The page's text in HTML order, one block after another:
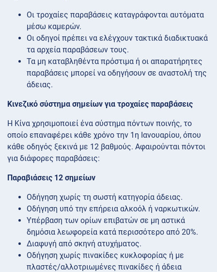
Οι τροχαίες παραβάσεις καταγράφονται αυτόματα
μέσω καμερών.
Οι οδηγοί πρέπει να ελέγχουν τακτικά διαδικτυακά
τα αρχεία παραβάσεων τους.
Τα μη καταβληθέντα πρόστιμα ή οι απαρατήρητες
παραβάσεις μπορεί να οδηγήσουν σε αναστολή της
άδειας.
Κινεζικό σύστημα σημείων για τροχαίες παραβάσεις
Η Κίνα χρησιμοποιεί ένα σύστημα πόντων ποινής, το
οποίο επαναφέρει κάθε χρόνο την 1η Ιανουαρίου, όπου
κάθε οδηγός ξεκινά με 12 βαθμούς. Αφαιρούνται πόντοι
για διάφορες παραβάσεις:
Παραβιάσεις 12 σημείων
Οδήγηση χωρίς τη σωστή κατηγορία άδειας.
Οδήγηση υπό την επήρεια αλκοόλ ή ναρκωτικών.
Υπέρβαση των ορίων επιβατών σε μη αστικά
δημόσια λεωφορεία κατά περισσότερο από 20%.
Διαφυγή από σκηνή ατυχήματος.
Οδήγηση χωρίς πινακίδες κυκλοφορίας ή με
πλαστές/αλλοτριωμένες πινακίδες ή άδεια